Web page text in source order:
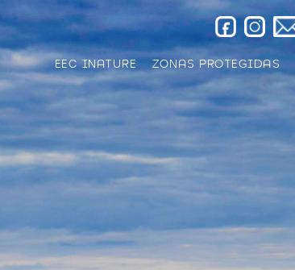
EEC INATURE ZONAS PROTEGIDAS